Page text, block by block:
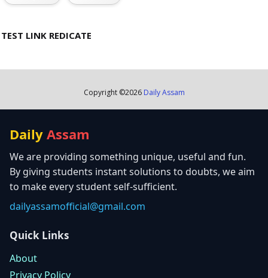
TEST LINK REDICATE
Copyright ©2026 Daily Assam
Daily Assam
We are providing something unique, useful and fun.
By giving students instant solutions to doubts, we aim
to make every student self-sufficient.
dailyassamofficial@gmail.com
Quick Links
About
Privacy Policy